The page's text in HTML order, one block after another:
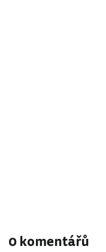
0 komentářů